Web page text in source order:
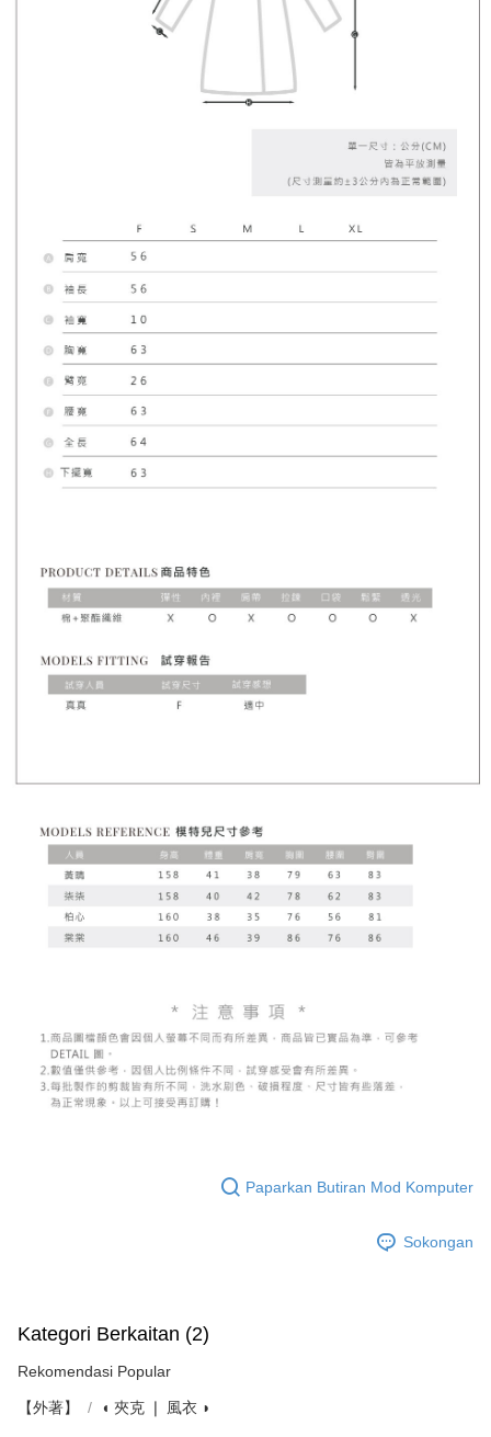
Paparkan Butiran Mod Komputer
Sokongan
Kategori Berkaitan (2)
Rekomendasi Popular
【外著】 ◖ 夾克 ❘ 風衣 ◗